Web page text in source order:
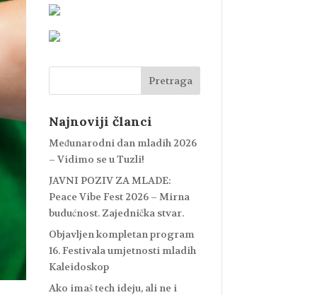
Najnoviji članci
Međunarodni dan mladih 2026
– Vidimo se u Tuzli!
JAVNI POZIV ZA MLADE:
Peace Vibe Fest 2026 – Mirna
budućnost. Zajednička stvar.
Objavljen kompletan program
16. Festivala umjetnosti mladih
Kaleidoskop
Ako imaš tech ideju, ali ne i